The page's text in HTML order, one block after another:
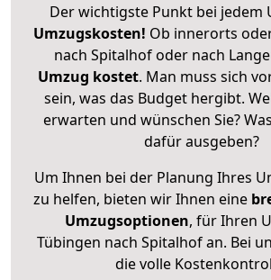
Der wichtigste Punkt bei jedem
Umzugskosten! Ob innerorts
nach Spitalhof oder nach
Umzug kostet. Man muss sich
sein, was das Budget hergibt.
erwarten und wünschen Sie?
dafür ausgeben?
Um Ihnen bei der Planung Ihres
zu helfen, bieten wir Ihnen eine
Umzugsoptionen, für Ihren
Tübingen nach Spitalhof an. Bei
die volle